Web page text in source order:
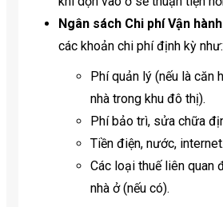
Ngân sách Chi phí Vận
các khoản chi phí định kỳ như:
Phí quản lý (nếu là căn
nhà trong khu đô thị).
Phí bảo trì, sửa chữa
Tiền điện, nước,
Các loại thuế liên quan
nhà ở (nếu có).